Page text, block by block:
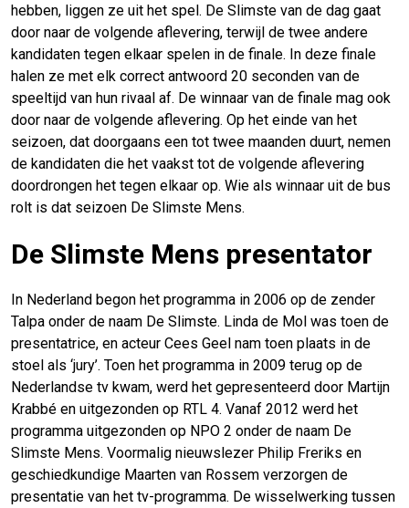
hebben, liggen ze uit het spel. De Slimste van de dag gaat
door naar de volgende aflevering, terwijl de twee andere
kandidaten tegen elkaar spelen in de finale. In deze finale
halen ze met elk correct antwoord 20 seconden van de
speeltijd van hun rivaal af. De winnaar van de finale mag ook
door naar de volgende aflevering. Op het einde van het
seizoen, dat doorgaans een tot twee maanden duurt, nemen
de kandidaten die het vaakst tot de volgende aflevering
doordrongen het tegen elkaar op. Wie als winnaar uit de bus
rolt is dat seizoen De Slimste Mens.
De Slimste Mens presentator
In Nederland begon het programma in 2006 op de zender
Talpa onder de naam De Slimste. Linda de Mol was toen de
presentatrice, en acteur Cees Geel nam toen plaats in de
stoel als ‘jury’. Toen het programma in 2009 terug op de
Nederlandse tv kwam, werd het gepresenteerd door Martijn
Krabbé en uitgezonden op RTL 4. Vanaf 2012 werd het
programma uitgezonden op NPO 2 onder de naam De
Slimste Mens. Voormalig nieuwslezer Philip Freriks en
geschiedkundige Maarten van Rossem verzorgen de
presentatie van het tv-programma. De wisselwerking tussen